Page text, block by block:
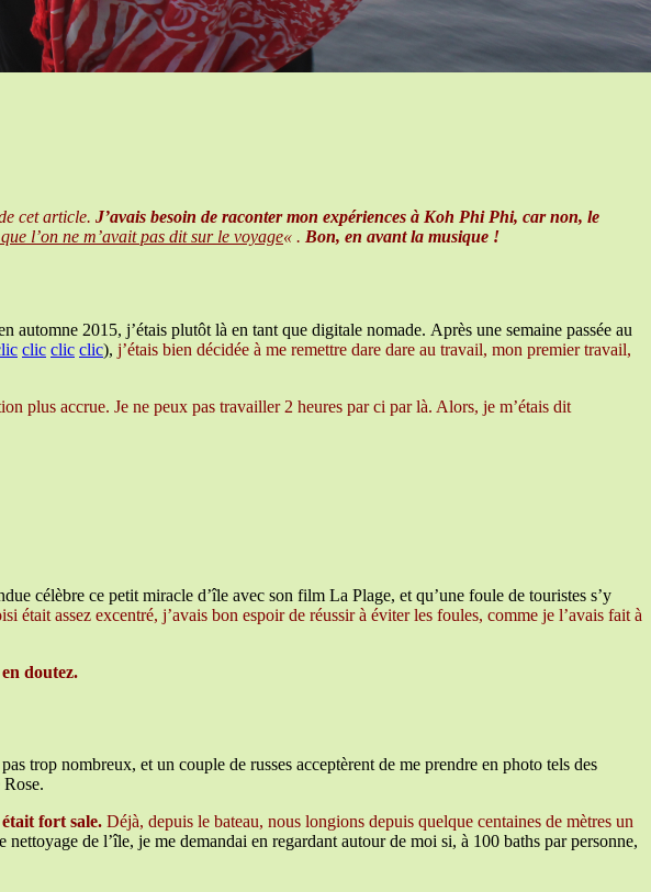
cet article. J’avais besoin de raconter mon expériences à Koh Phi Phi, car non, le
l’on ne m’avait pas dit sur le voyage« . Bon, en avant la musique !
2015, j’étais plutôt là en tant que digitale nomade. Après une semaine passée au
clic clic clic), j’étais bien décidée à me remettre dare dare au travail, mon premier travail,
plus accrue. Je ne peux pas travailler 2 heures par ci par là. Alors, je m’étais dit
célèbre ce petit miracle d’île avec son film La Plage, et qu’une foule de touristes s’y
était assez excentré, j’avais bon espoir de réussir à éviter les foules, comme je l’avais fait à
doutez.
trop nombreux, et un couple de russes acceptèrent de me prendre en photo tels des
fort sale. Déjà, depuis le bateau, nous longions depuis quelque centaines de mètres un
de l’île, je me demandai en regardant autour de moi si, à 100 baths par personne,